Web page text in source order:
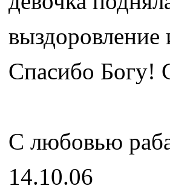
выздоровление
Спасибо Богу!
С любовью
14.10.06